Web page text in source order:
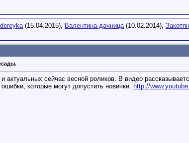
(15.04.2015), Валентина-дачница(10.02.2014),
сейчас весной роликов. В видео
которые могут допустить новички. http://